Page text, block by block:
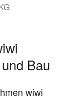
Bau
wiwi